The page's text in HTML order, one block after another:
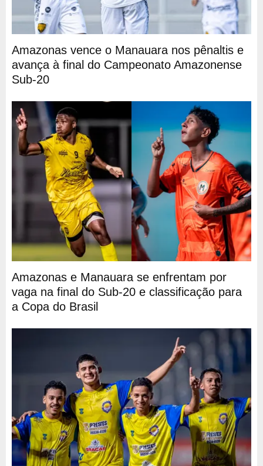
Amazonas vence o Manauara nos pênaltis e
avança à final do Campeonato Amazonense
Sub-20
Amazonas e Manauara se enfrentam por
vaga na final do Sub-20 e classificação para
a Copa do Brasil